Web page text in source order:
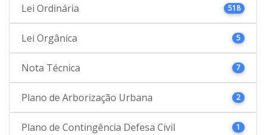
Lei Ordinária 518
Lei Orgânica 5
Nota Técnica 7
Plano de Arborização Urbana 2
Plano de Contingência Defesa Civil 1